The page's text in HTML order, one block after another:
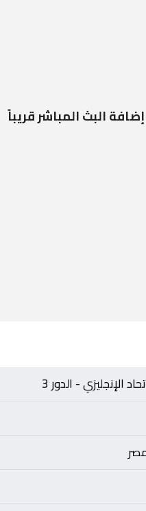
البث المباشر قريباً
الإنجليزي - الدور 3